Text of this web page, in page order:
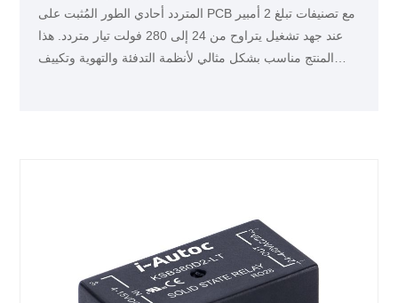
المتردد أحادي الطور المُثبت على PCB مع تصنيفات تبلغ 2 أمبير
عند جهد تشغيل يتراوح من 24 إلى 280 فولت تيار متردد. هذا
المنتج مناسب بشكل مثالي لأنظمة التدفئة والتهوية وتكييف